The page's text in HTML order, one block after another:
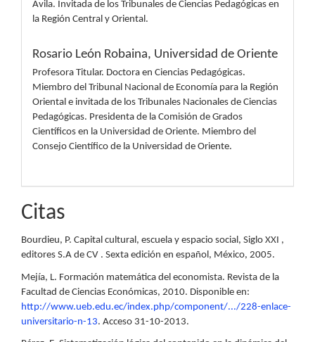
Ávila. Invitada de los Tribunales de Ciencias Pedagógicas en
la Región Central y Oriental.
Rosario León Robaina, Universidad de Oriente
Profesora Titular. Doctora en Ciencias Pedagógicas.
Miembro del Tribunal Nacional de Economía para la Región
Oriental e invitada de los Tribunales Nacionales de Ciencias
Pedagógicas. Presidenta de la Comisión de Grados
Científicos en la Universidad de Oriente. Miembro del
Consejo Científico de la Universidad de Oriente.
Citas
Bourdieu, P. Capital cultural, escuela y espacio social, Siglo XXI ,
editores S.A de CV . Sexta edición en español, México, 2005.
Mejía, L. Formación matemática del economista. Revista de la
Facultad de Ciencias Económicas, 2010. Disponible en:
http://www.ueb.edu.ec/index.php/component/.../228-enlace-
universitario-n-13. Acceso 31-10-2013.